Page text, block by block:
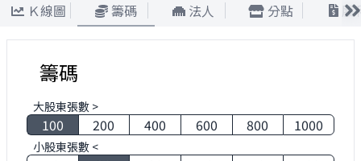
Ｋ線圖 籌碼 法人 分點 股
籌碼
大股東張數 >
100 200 400 600 800 1000
小股東張數 <